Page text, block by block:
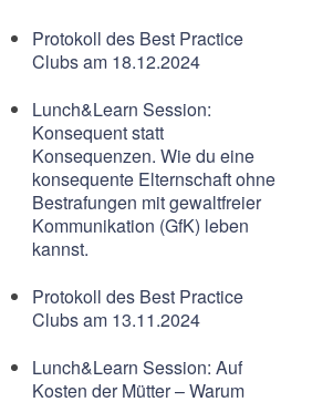
Protokoll des Best Practice
Clubs am 18.12.2024
Lunch&Learn Session:
Konsequent statt
Konsequenzen. Wie du eine
konsequente Elternschaft ohne
Bestrafungen mit gewaltfreier
Kommunikation (GfK) leben
kannst.
Protokoll des Best Practice
Clubs am 13.11.2024
Lunch&Learn Session: Auf
Kosten der Mütter – Warum